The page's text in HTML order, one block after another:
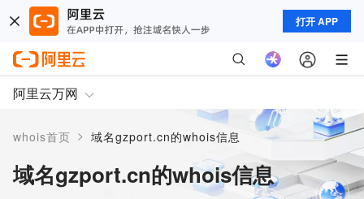
打开 APP
阿里云万网
whois首页 > 域名gzport.cn的whois信息
域名gzport.cn的whois信息